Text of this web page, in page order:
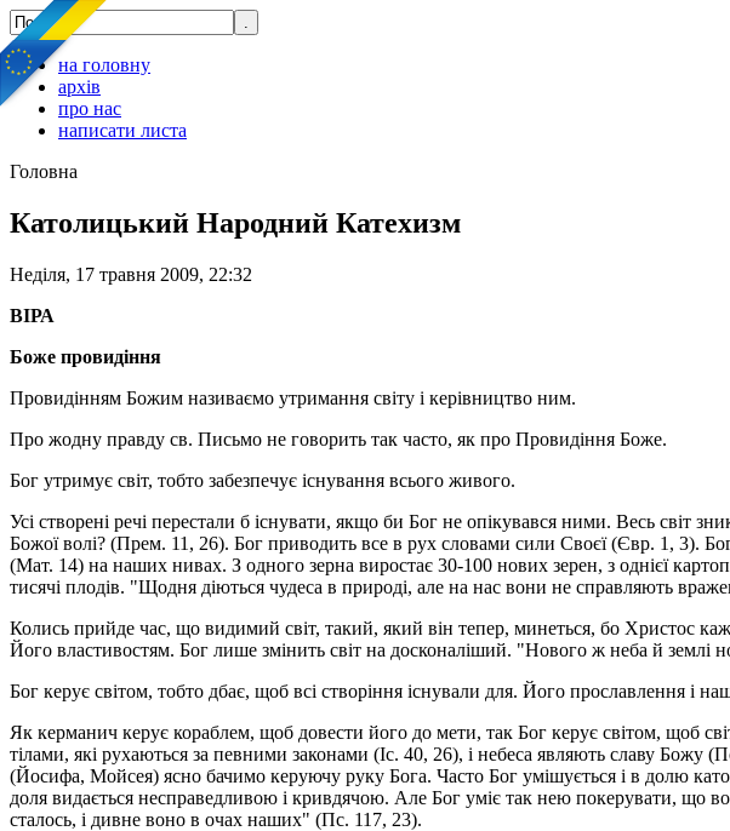
на головну
архів
про нас
написати листа
Головна
Католицький Народний Катехизм
Неділя, 17 травня 2009, 22:32
ВІРА
Боже провидіння
Провидінням Божим називаємо утримання світу і керівництво ним.
Про жодну правду св. Письмо не говорить так часто, як про Провидіння Боже.
Бог утримує світ, тобто забезпечує існування всього живого.
Усі створені речі перестали б існувати, якщо би Бог не опікувався ними. Весь світ
Божої волі? (Прем. 11, 26). Бог приводить все в рух словами сили Своєї (Євр. 1, 3).
(Мат. 14) на наших нивах. З одного зерна виростає 30-100 нових зерен, з однієї
тисячі плодів. "Щодня діються чудеса в природі, але на нас вони не справляють
Колись прийде час, що видимий світ, такий, який він тепер, минеться, бо Христос
Його властивостям. Бог лише змінить світ на досконаліший. "Нового ж неба й землі
Бог керує світом, тобто дбає, щоб всі створіння існували для. Його прославлення і
Як керманич керує кораблем, щоб довести його до мети, так Бог керує світом, щоб
тілами, які рухаються за певними законами (Іс. 40, 26), і небеса являють славу
(Йосифа, Мойсея) ясно бачимо керуючу руку Бога. Часто Бог умішується і в долю
доля видається несправедливою і кривдячою. Але Бог уміє так нею покерувати,
сталось, і дивне воно в очах наших" (Пс. 117, 23).